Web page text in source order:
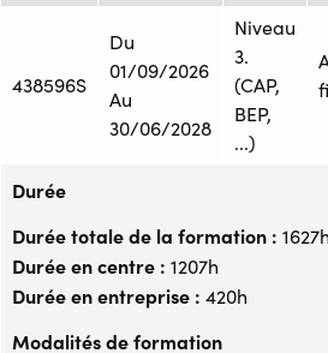
438596S
Du
01/09/2026
Au
30/06/2028
Niveau
3.
(CAP,
BEP,
...)
Durée
Durée totale de la formation : 1627h
Durée en centre : 1207h
Durée en entreprise : 420h
Modalités de formation